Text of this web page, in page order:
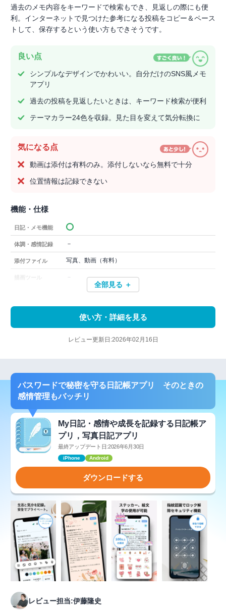
過去のメモ内容をキーワードで検索もでき、見返しの際にも便
利。インターネットで見つけた参考になる投稿をコピー＆ペース
トして、保存するという使い方もできそうです。
良い点
シンプルなデザインでかわいい。自分だけのSNS風メモ
アプリ
過去の投稿を見返したいときは、キーワード検索が便利
テーマカラー24色を収録。見た目を変えて気分転換に
気になる点
動画は添付は有料のみ。添付しないなら無料で十分
位置情報は記録できない
機能・仕様
日記・メモ機能
体調・感情記録 －
添付ファイル 写真、動画（有料）
描画ツール －
全部見る ＋
使い方・詳細を見る
レビュー更新日:2026年02月16日
パスワードで秘密を守る日記帳アプリ そのときの
感情管理もバッチリ
My日記・感情や成長を記録する日記帳ア
プリ，写真日記アプリ
最終アップデート日:2026年6月30日
iPhone Android
ダウンロードする
レビュー担当:伊藤隆史